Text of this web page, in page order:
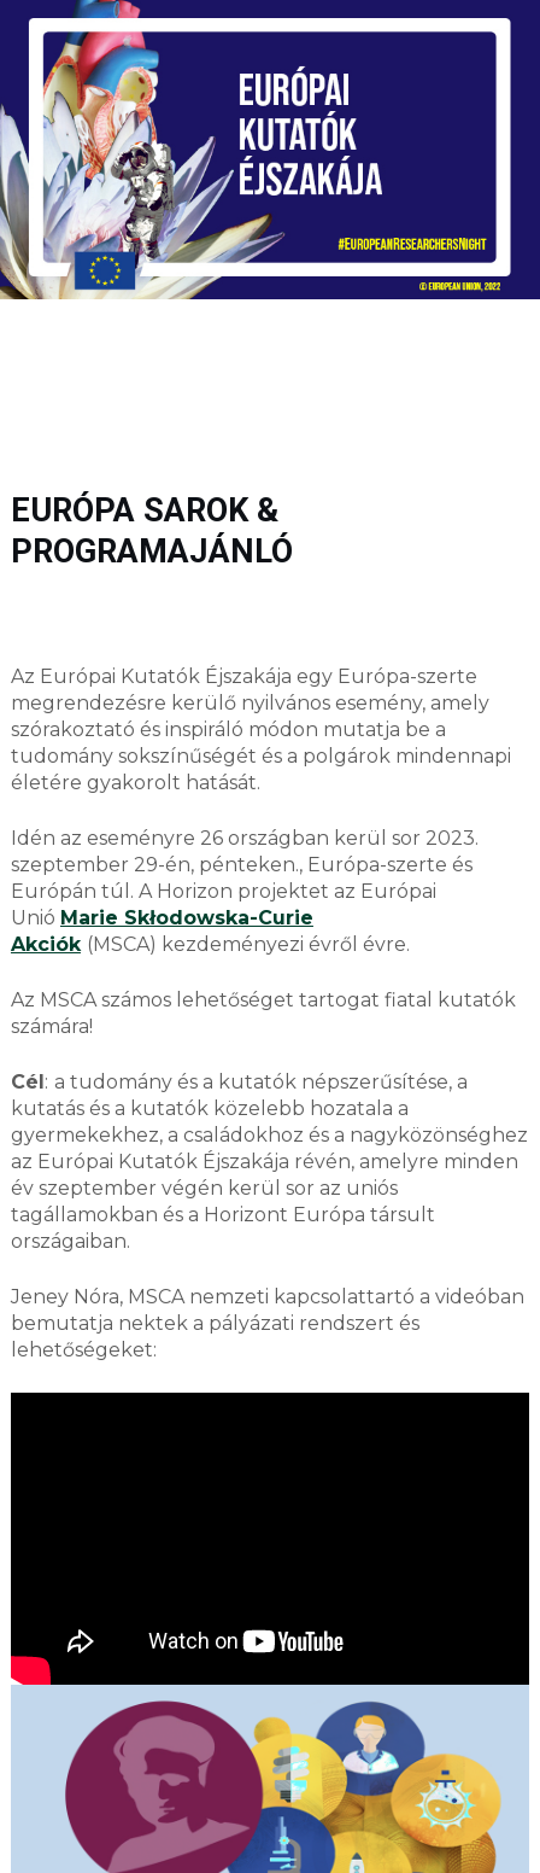
EURÓPA SAROK &
PROGRAMAJÁNLÓ
Az Európai Kutatók Éjszakája egy Európa-szerte
megrendezésre kerülő nyilvános esemény, amely
szórakoztató és inspiráló módon mutatja be a
tudomány sokszínűségét és a polgárok mindennapi
életére gyakorolt hatását.
Idén az eseményre 26 országban kerül sor 2023.
szeptember 29-én, pénteken., Európa-szerte és
Európán túl. A Horizon projektet az Európai
Unió Marie Skłodowska-Curie
Akciók (MSCA) kezdeményezi évről évre.
Az MSCA számos lehetőséget tartogat fiatal kutatók
számára!
Cél : a tudomány és a kutatók népszerűsítése, a
kutatás és a kutatók közelebb hozatala a
gyermekekhez, a családokhoz és a nagyközönséghez
az Európai Kutatók Éjszakája révén, amelyre minden
év szeptember végén kerül sor az uniós
tagállamokban és a Horizont Európa társult
országaiban.
Jeney Nóra, MSCA nemzeti kapcsolattartó a videóban
bemutatja nektek a pályázati rendszert és
lehetőségeket: